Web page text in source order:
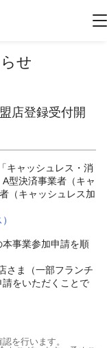
せ
店登録受付開
キャッシュレス・消
型決済事業者（キャ
（キャッシュレス加
事業参加申請を順
さま（一部フランチ
をいただくことで
を行います。